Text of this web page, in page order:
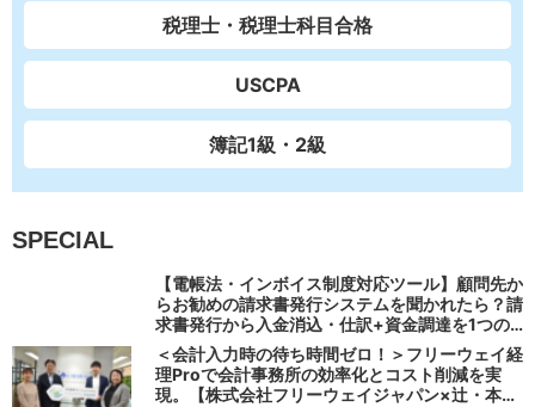
税理士・税理士科目合格
USCPA
簿記1級・2級
SPECIAL
【電帳法・インボイス制度対応ツール】顧問先か
らお勧めの請求書発行システムを聞かれたら？請
求書発行から入金消込・仕訳+資金調達を1つの
システムで完結する 「請求QUICK」の魅力に迫
る
＜会計入力時の待ち時間ゼロ！＞フリーウェイ経
理Proで会計事務所の効率化とコスト削減を実
現。【株式会社フリーウェイジャパン×辻・本郷